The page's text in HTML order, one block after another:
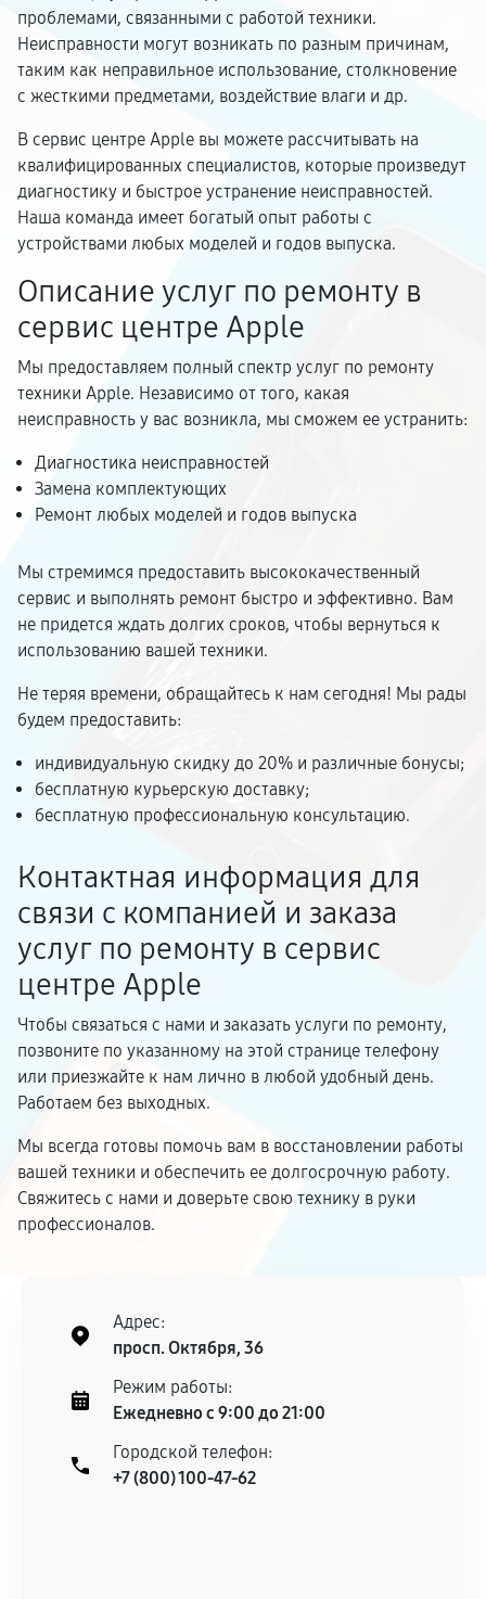
проблемами, связанными с работой техники.
Неисправности могут возникать по разным причинам,
таким как неправильное использование, столкновение
с жесткими предметами, воздействие влаги и др.
В сервис центре Apple вы можете рассчитывать на
квалифицированных специалистов, которые произведут
диагностику и быстрое устранение неисправностей.
Наша команда имеет богатый опыт работы с
устройствами любых моделей и годов выпуска.
Описание услуг по ремонту в
сервис центре Apple
Мы предоставляем полный спектр услуг по ремонту
техники Apple. Независимо от того, какая
неисправность у вас возникла, мы сможем ее устранить:
Диагностика неисправностей
Замена комплектующих
Ремонт любых моделей и годов выпуска
Мы стремимся предоставить высококачественный
сервис и выполнять ремонт быстро и эффективно. Вам
не придется ждать долгих сроков, чтобы вернуться к
использованию вашей техники.
Не теряя времени, обращайтесь к нам сегодня! Мы рады
будем предоставить:
индивидуальную скидку до 20% и различные бонусы;
бесплатную курьерскую доставку;
бесплатную профессиональную консультацию.
Контактная информация для
связи с компанией и заказа
услуг по ремонту в сервис
центре Apple
Чтобы связаться с нами и заказать услуги по ремонту,
позвоните по указанному на этой странице телефону
или приезжайте к нам лично в любой удобный день.
Работаем без выходных.
Мы всегда готовы помочь вам в восстановлении работы
вашей техники и обеспечить ее долгосрочную работу.
Свяжитесь с нами и доверьте свою технику в руки
профессионалов.
Адрес:
просп. Октября, 36
Режим работы:
Ежедневно с 9:00 до 21:00
Городской телефон:
+7 (800) 100-47-62